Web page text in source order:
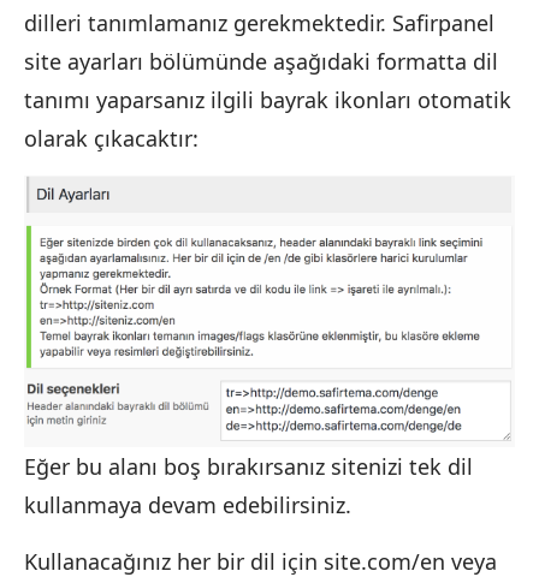
dilleri tanımlamanız gerekmektedir. Safirpanel
site ayarları bölümünde aşağıdaki formatta dil
tanımı yaparsanız ilgili bayrak ikonları otomatik
olarak çıkacaktır:
Eğer bu alanı boş bırakırsanız sitenizi tek dil
kullanmaya devam edebilirsiniz.
Kullanacağınız her bir dil için site.com/en veya